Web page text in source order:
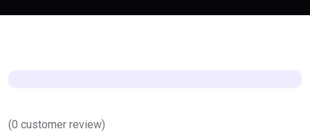
(0 customer review)